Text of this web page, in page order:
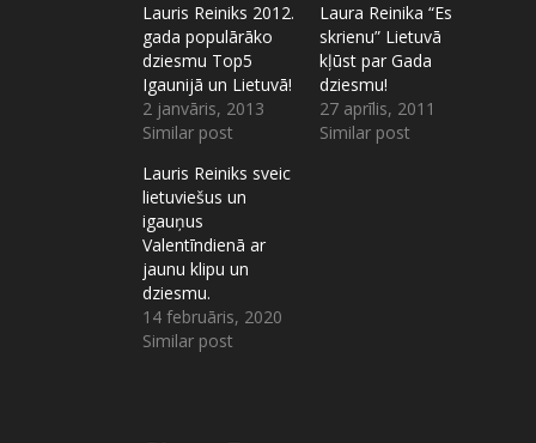
Lauris Reiniks 2012.
gada populārāko
dziesmu Top5
Igaunijā un Lietuvā!
2 janvāris, 2013
Similar post
Laura Reinika “Es
skrienu” Lietuvā
kļūst par Gada
dziesmu!
27 aprīlis, 2011
Similar post
Lauris Reiniks sveic
lietuviešus un
igauņus
Valentīndienā ar
jaunu klipu un
dziesmu.
14 februāris, 2020
Similar post